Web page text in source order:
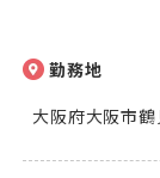
勤務地
大阪府大阪市